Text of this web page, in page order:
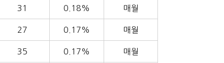
31 0.18% 매월
27 0.17% 매월
35 0.17% 매월